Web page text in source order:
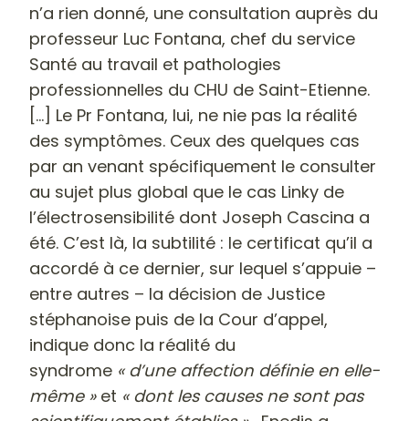
n’a rien donné, une consultation auprès du
professeur Luc Fontana, chef du service
Santé au travail et pathologies
professionnelles du CHU de Saint-Etienne.
[...] Le Pr Fontana, lui, ne nie pas la réalité
des symptômes. Ceux des quelques cas
par an venant spécifiquement le consulter
au sujet plus global que le cas Linky de
l’électrosensibilité dont Joseph Cascina a
été. C’est là, la subtilité : le certificat qu’il a
accordé à ce dernier, sur lequel s’appuie –
entre autres – la décision de Justice
stéphanoise puis de la Cour d’appel,
indique donc la réalité du
syndrome « d’une affection définie en elle-
même »et « dont les causes ne sont pas